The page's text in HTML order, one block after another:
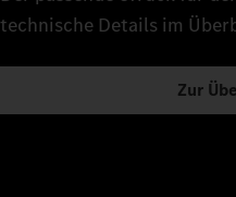
technische Details im
Zur